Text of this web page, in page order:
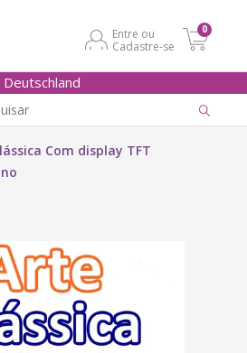
Entre ou
Cadastre-se
0
Deutschland
Com display TFT